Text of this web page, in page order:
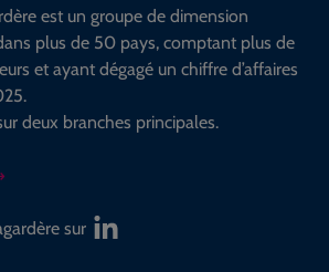
est un groupe de dimension
plus de 50 pays, comptant plus de
et ayant dégagé un chiffre d’affaires
deux branches principales.
sur